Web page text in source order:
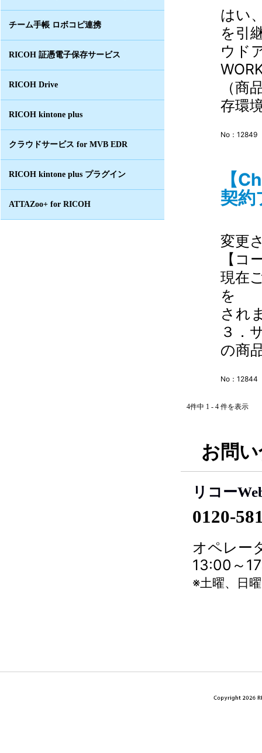
チーム手帳 ロボコピ連携
RICOH 証憑電子保存サービス
RICOH Drive
RICOH kintone plus
クラウドサービス for MVB EDR
RICOH kintone plus プラグイン
ATTAZoo+ for RICOH
はい
を引
ウド
（商
存環
No：12849
【
契
変更
【コ
現在
を
され
３．
の商
No：12844
4件中 1 - 4 件を表示
お問
リコー
0120-
オペレー
13:00～
※土曜、日